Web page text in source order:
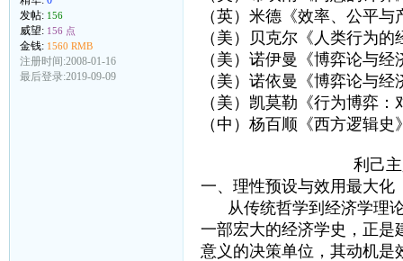
发帖: 156
威望: 156 点
金钱: 1560 RMB
注册时间:2008-01-16
最后登录:2019-09-09
（英）米德《效率、公平与
（美）贝克尔《人类行为的
（美）诺伊曼《博弈论与经
（美）诺依曼《博弈论与经
（美）凯莫勒《行为博弈
（中）杨百顺《西方逻辑史
利己主义与
一、理性预设与效用最大化
从传统哲学到经济学理论
一部宏大的经济学史，正是
意义的决策单位，其动机是